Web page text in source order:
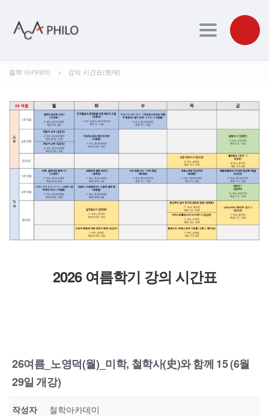
Toggle
철학 아카데미 > 강의 시간표(현재)
2026 여름학기 강의 시간표
26여름_노영덕(월)_미학, 철학사(史)와 함께 15 (6월
29일 개강)
작성자 철학아카데미